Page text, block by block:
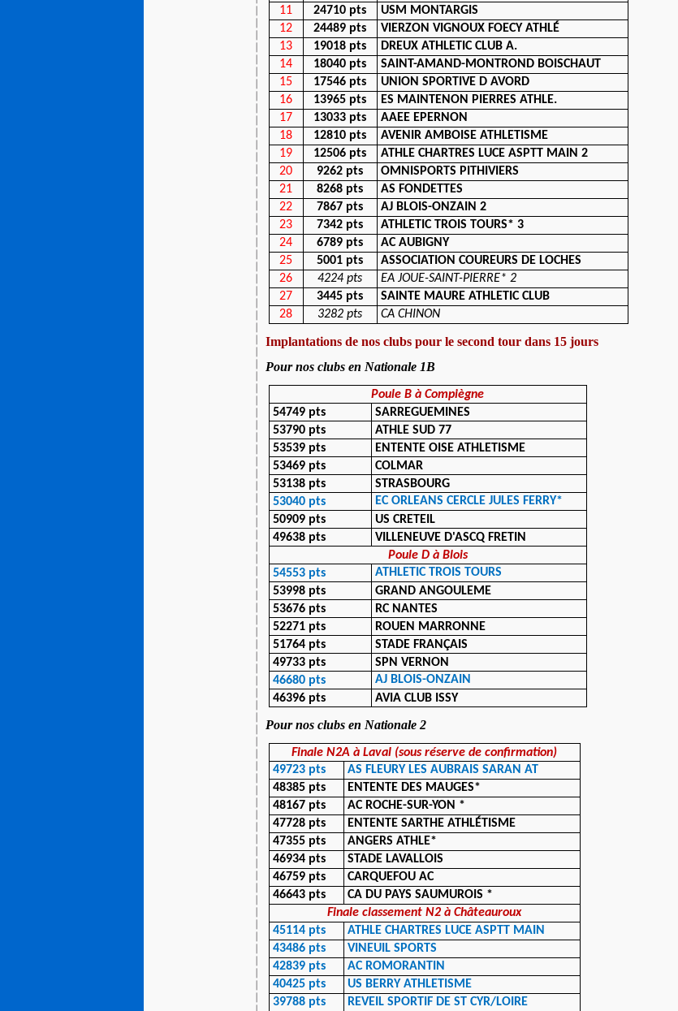
11
24710 pts
USM MONTARGIS
12
24489 pts
VIERZON VIGNOUX FOECY ATHLÉ
13
19018 pts
DREUX ATHLETIC CLUB A.
14
18040 pts
SAINT-AMAND-MONTROND BOISCHAUT
15
17546 pts
UNION SPORTIVE D AVORD
16
13965 pts
ES MAINTENON PIERRES ATHLE.
17
13033 pts
AAEE EPERNON
18
12810 pts
AVENIR AMBOISE ATHLETISME
19
12506 pts
ATHLE CHARTRES LUCE ASPTT MAIN 2
20
9262 pts
OMNISPORTS PITHIVIERS
21
8268 pts
AS FONDETTES
22
7867 pts
AJ BLOIS-ONZAIN 2
23
7342 pts
ATHLETIC TROIS TOURS* 3
24
6789 pts
AC AUBIGNY
25
5001 pts
ASSOCIATION COUREURS DE LOCHES
26
4224 pts
EA JOUE-SAINT-PIERRE* 2
27
3445 pts
SAINTE MAURE ATHLETIC CLUB
28
3282 pts CA CHINON
Implantations de nos clubs pour le second tour dans 15 jours
Pour nos clubs en Nationale 1B
Poule B à Compiègne
54749 pts
SARREGUEMINES
53790 pts
ATHLE SUD 77
53539 pts
ENTENTE OISE ATHLETISME
53469 pts
COLMAR
53138 pts
STRASBOURG
53040 pts
EC ORLEANS CERCLE JULES FERRY*
50909 pts
US CRETEIL
49638 pts
VILLENEUVE D'ASCQ FRETIN
Poule D à Blois
54553 pts
ATHLETIC TROIS TOURS
53998 pts
GRAND ANGOULEME
53676 pts
RC NANTES
52271 pts
ROUEN MARRONNE
51764 pts
STADE FRANÇAIS
49733 pts
SPN VERNON
46680 pts
AJ BLOIS-ONZAIN
46396 pts
AVIA CLUB ISSY
Pour nos clubs en Nationale 2
Finale N2A à Laval (sous réserve de confirmation)
49723 pts
AS FLEURY LES AUBRAIS SARAN AT
48385 pts
ENTENTE DES MAUGES*
48167 pts
AC ROCHE-SUR-YON *
47728 pts
ENTENTE SARTHE ATHLÉTISME
47355 pts
ANGERS ATHLE*
46934 pts
STADE LAVALLOIS
46759 pts
CARQUEFOU AC
46643 pts
CA DU PAYS SAUMUROIS *
Finale classement N2 à Châteauroux
45114 pts
ATHLE CHARTRES LUCE ASPTT MAIN
43486 pts
VINEUIL SPORTS
42839 pts
AC ROMORANTIN
40425 pts
US BERRY ATHLETISME
39788 pts
REVEIL SPORTIF DE ST CYR/LOIRE